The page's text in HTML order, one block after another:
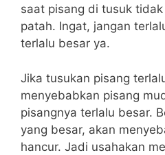
saat pisang di tusuk
patah. Ingat, jangan
terlalu besar ya.
Jika tusukan pisang
menyebabkan pisang
pisangnya terlalu besar.
yang besar, akan
hancur. Jadi usahakan